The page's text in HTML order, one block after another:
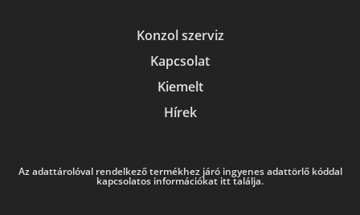
Konzol szerviz
Kapcsolat
Kiemelt
Hírek
Az adattárolóval rendelkező termékhez járó ingyenes adattörlő kóddal
kapcsolatos információkat itt találja.